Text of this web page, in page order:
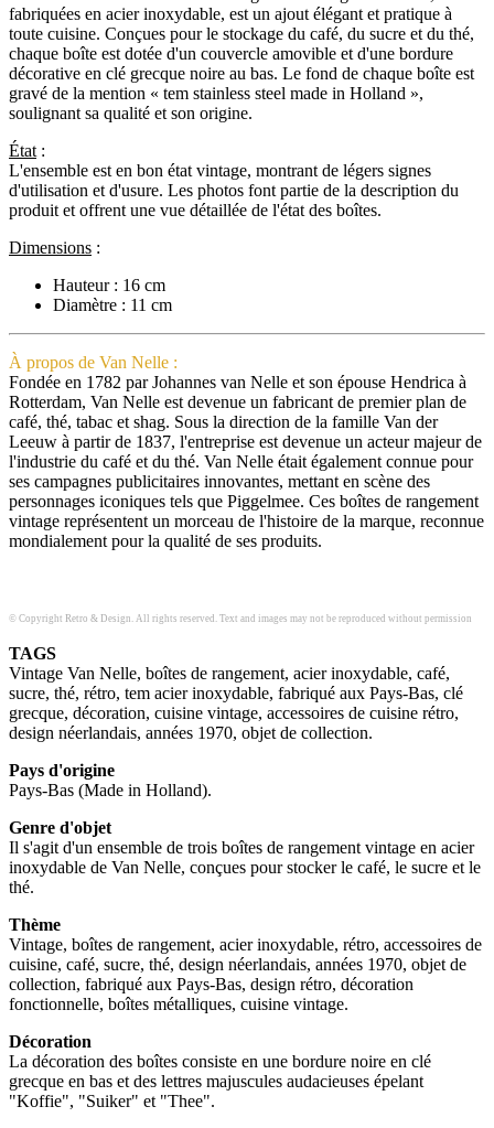
fabriquées en acier inoxydable, est un ajout élégant et pratique à
toute cuisine. Conçues pour le stockage du café, du sucre et du thé,
chaque boîte est dotée d'un couvercle amovible et d'une bordure
décorative en clé grecque noire au bas. Le fond de chaque boîte est
gravé de la mention « tem stainless steel made in Holland »,
soulignant sa qualité et son origine.
État :
L'ensemble est en bon état vintage, montrant de légers signes
d'utilisation et d'usure. Les photos font partie de la description du
produit et offrent une vue détaillée de l'état des boîtes.
Dimensions :
Hauteur : 16 cm
Diamètre : 11 cm
À propos de Van Nelle :
Fondée en 1782 par Johannes van Nelle et son épouse Hendrica à
Rotterdam, Van Nelle est devenue un fabricant de premier plan de
café, thé, tabac et shag. Sous la direction de la famille Van der
Leeuw à partir de 1837, l'entreprise est devenue un acteur majeur de
l'industrie du café et du thé. Van Nelle était également connue pour
ses campagnes publicitaires innovantes, mettant en scène des
personnages iconiques tels que Piggelmee. Ces boîtes de rangement
vintage représentent un morceau de l'histoire de la marque, reconnue
mondialement pour la qualité de ses produits.
© Copyright Retro & Design. All rights reserved. Text and images may not be reproduced without permission
TAGS
Vintage Van Nelle, boîtes de rangement, acier inoxydable, café,
sucre, thé, rétro, tem acier inoxydable, fabriqué aux Pays-Bas, clé
grecque, décoration, cuisine vintage, accessoires de cuisine rétro,
design néerlandais, années 1970, objet de collection.
Pays d'origine
Pays-Bas (Made in Holland).
Genre d'objet
Il s'agit d'un ensemble de trois boîtes de rangement vintage en acier
inoxydable de Van Nelle, conçues pour stocker le café, le sucre et le
thé.
Thème
Vintage, boîtes de rangement, acier inoxydable, rétro, accessoires de
cuisine, café, sucre, thé, design néerlandais, années 1970, objet de
collection, fabriqué aux Pays-Bas, design rétro, décoration
fonctionnelle, boîtes métalliques, cuisine vintage.
Décoration
La décoration des boîtes consiste en une bordure noire en clé
grecque en bas et des lettres majuscules audacieuses épelant
"Koffie", "Suiker" et "Thee".